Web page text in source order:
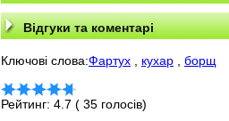
Відгуки та коментарі
Ключові слова:Фартух кухар борщ
Рейтинг: 4.7 ( 35 голосів)